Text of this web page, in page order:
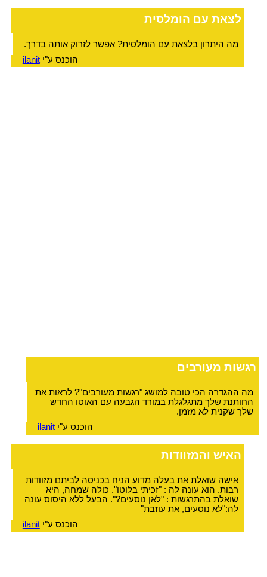
לצאת עם הומלסית
מה היתרון בלצאת עם הומלסית? אפשר לזרוק אותה בדרך.
הוכנס ע"יilanit
רגשות מעורבים
מה ההגדרה הכי טובה למושג "רגשות מעורבים"? לראות את
החותנת שלך מתגלגלת במורד הגבעה עם האוטו החדש
שלך שקנית לא מזמן.
הוכנס ע"יilanit
האיש והמזוודות
אישה שואלת את בעלה מדוע הניח בכניסה לביתם מזוודות
רבות. הוא עונה לה : "זכיתי בלוטו". כולה שמחה, היא
שואלת בהתרגשות : "לאן נוסעים?". הבעל ללא היסוס עונה
לה:"לא נוסעים, את עוזבת"
הוכנס ע"יilanit